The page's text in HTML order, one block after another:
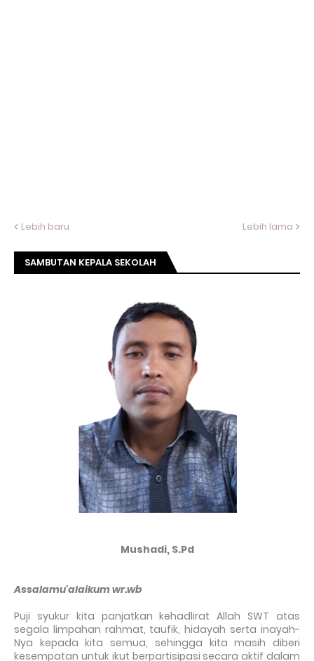
Lebih baru Lebih lama
SAMBUTAN KEPALA SEKOLAH
Mushadi, S.Pd
Assalamu'alaikum wr.wb
Puji syukur kita panjatkan kehadlirat Allah SWT atas
segala limpahan rahmat, taufik, hidayah serta inayah-
Nya kepada kita semua, sehingga kita masih diberi
kesempatan untuk ikut berpartisipasi secara aktif dalam